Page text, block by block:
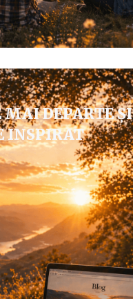
MAI DEPARTE ȘI
INSPIRAT